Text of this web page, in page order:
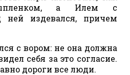
а Илем с
ней издевался, причем
с вором: не она должна
себя за это согласие.
дороги все люди.